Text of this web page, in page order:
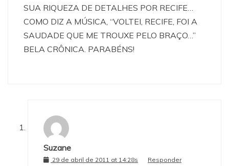
SUA RIQUEZA DE DETALHES POR RECIFE…
COMO DIZ A MÚSICA, “VOLTEI, RECIFE, FOI A
SAUDADE QUE ME TROUXE PELO BRAÇO…”
BELA CRÔNICA. PARABÉNS!
Suzane
29 de abril de 2011 at 14:28s Responder